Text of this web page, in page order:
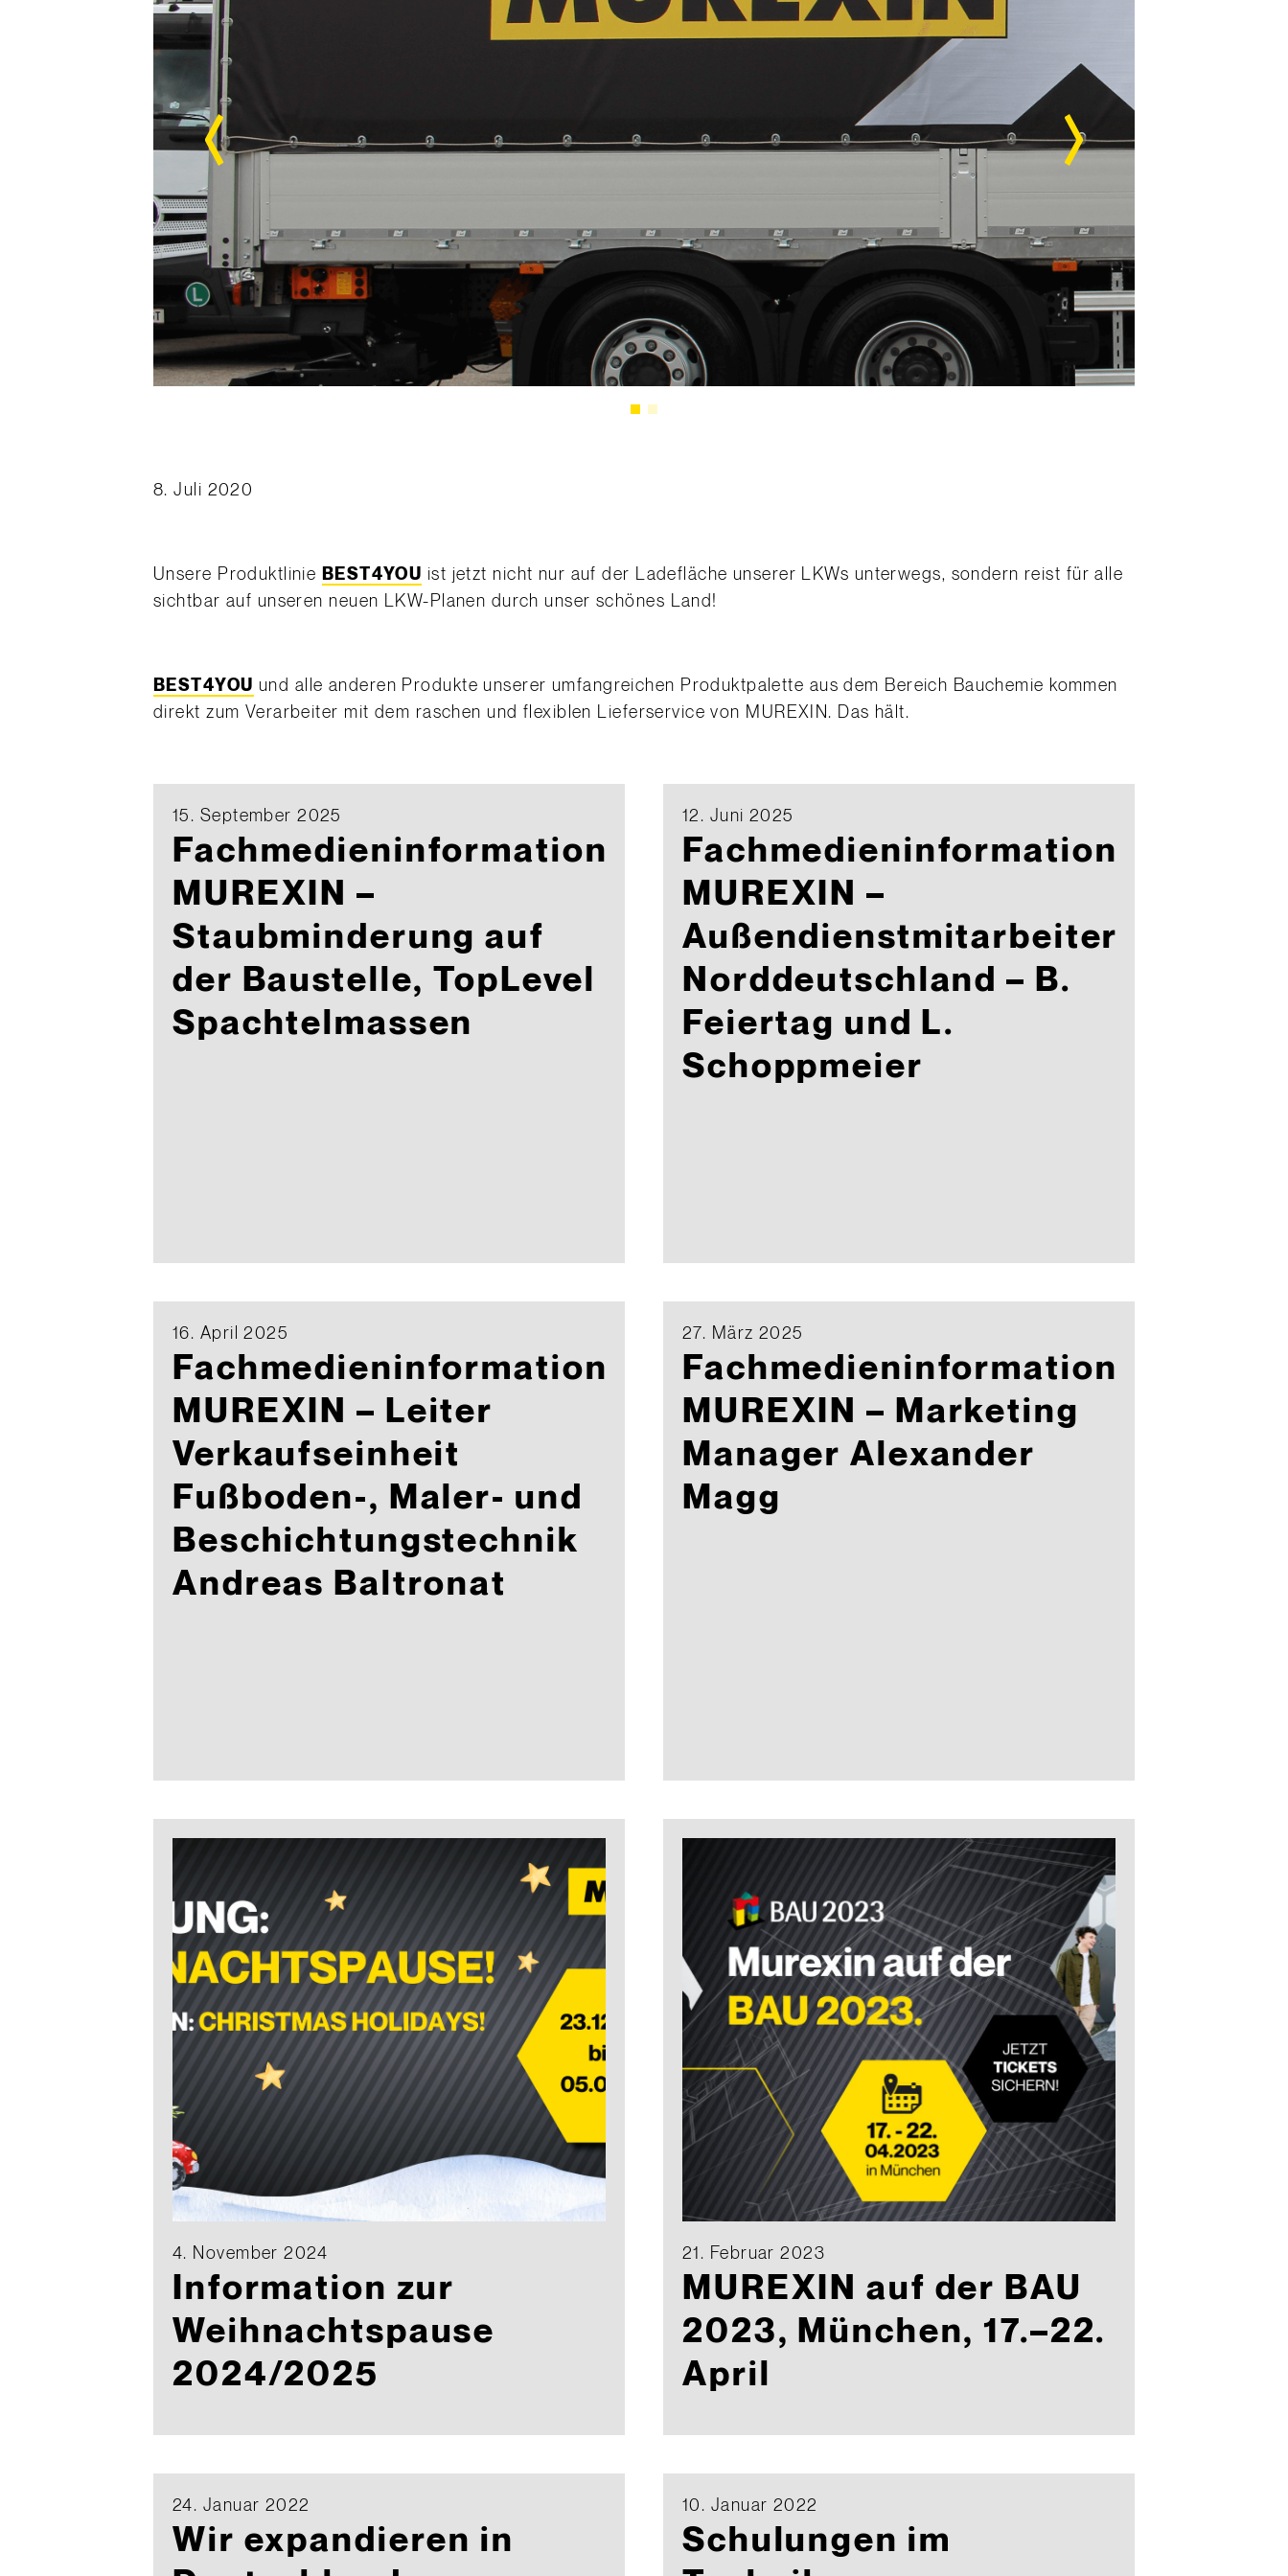
8. Juli 2020
Unsere Produktlinie BEST4YOU ist jetzt nicht nur auf der Ladefläche unserer LKWs unterwegs, sondern reist für alle
sichtbar auf unseren neuen LKW-Planen durch unser schönes Land!
BEST4YOU und alle anderen Produkte unserer umfangreichen Produktpalette aus dem Bereich Bauchemie kommen
direkt zum Verarbeiter mit dem raschen und flexiblen Lieferservice von MUREXIN. Das hält.
15. September 2025
Fachmedieninformation
MUREXIN –
Staubminderung auf
der Baustelle, TopLevel
Spachtelmassen
12. Juni 2025
Fachmedieninformation
MUREXIN –
Außendienstmitarbeiter
Norddeutschland – B.
Feiertag und L.
Schoppmeier
16. April 2025
Fachmedieninformation
MUREXIN – Leiter
Verkaufseinheit
Fußboden-, Maler- und
Beschichtungstechnik
Andreas Baltronat
27. März 2025
Fachmedieninformation
MUREXIN – Marketing
Manager Alexander
Magg
4. November 2024
Information zur
Weihnachtspause
2024/2025
21. Februar 2023
MUREXIN auf der BAU
2023, München, 17.–22.
April
24. Januar 2022
Wir expandieren in
10. Januar 2022
Schulungen im